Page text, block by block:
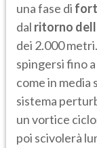
una fase di
dal ritorno
dei 2.000
spingersi fino
come in media
sistema
un vortice
poi scivolerà